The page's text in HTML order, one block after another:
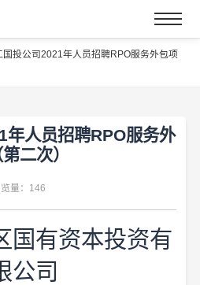
国投公司2021年人员招聘RPO服务外包项
年人员招聘RPO服务外
二次）
量：146
国有资本投资有
公司